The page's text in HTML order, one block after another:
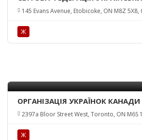
ОРГАНІЗАЦІЙ (СФУЖО)/ WORLD
UKRAINIAN WOMEN’S
145 Evans Avenue, Etobicoke, ON M8Z 5X8,
Ж
ОРГАНІЗАЦІЯ УКРАЇНОК КАНАДИ
/UKRAINIAN WOMEN’S
2397a Bloor Street West, Toronto, ON M6S
Ж